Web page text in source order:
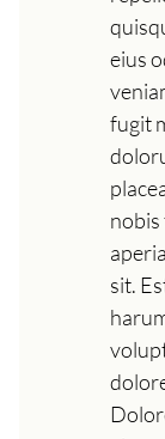
eius
fugit
sit.